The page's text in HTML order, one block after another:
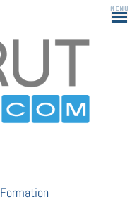
Formation